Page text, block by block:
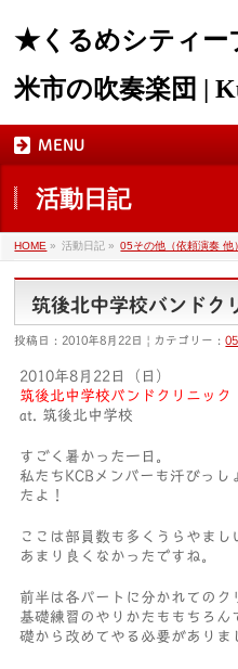
★くるめシティー
米市の吹奏楽団 |
MENU
活動日記
HOME » 活動日記 » 05その他（依頼演奏 他）
筑後北中学校バンドク
投稿日 : 2010年8月22日 | カテゴリー :
2010年8月22日（日）
筑後北中学校バンドクリニック
at. 筑後北中学校
すごく暑かった一日。
私たちKCBメンバーも汗びっ
たよ！
ここは部員数も多くうらやま
あまり良くなかったですね。
前半は各パートに分かれてのク
基礎練習のやりかたももちろ
礎から改めてやる必要がありま